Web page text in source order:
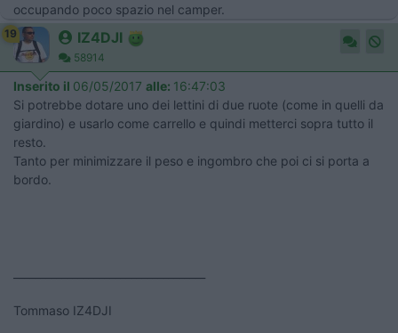
occupando poco spazio nel camper.
19 IZ4DJI
58914
Inserito il 06/05/2017 alle: 16:47:03
Si potrebbe dotare uno dei lettini di due ruote (come in quelli da
giardino) e usarlo come carrello e quindi metterci sopra tutto il
resto.
Tanto per minimizzare il peso e ingombro che poi ci si porta a
bordo.
Tommaso IZ4DJI